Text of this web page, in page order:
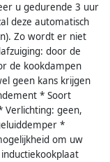
u gedurende 3 uur
deze automatisch
Zo wordt er niet
door de
de kookdampen
geen kans krijgen
* Soort
Verlichting: geen,
*
om uw